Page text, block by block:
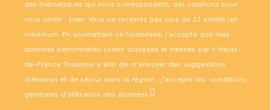
des thématiques qui vous correspondent, des solutions pour
vous sentir… bien. Vous ne recevrez pas plus de 12 emails/an
maximum. En soumettant ce formulaire, j’accepte que mes
données personnelles soient stockées et traitées par « Hauts-
de-France Tourisme » afin de m’envoyer des suggestions
d’évasion et de séjour dans la région ; j’accepte les conditions
générales d’utilisation des données .